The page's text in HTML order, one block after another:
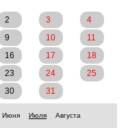
2 3
4
9 10
11
16 17
18
23 24
25
30 31
Июня Июля
Августа